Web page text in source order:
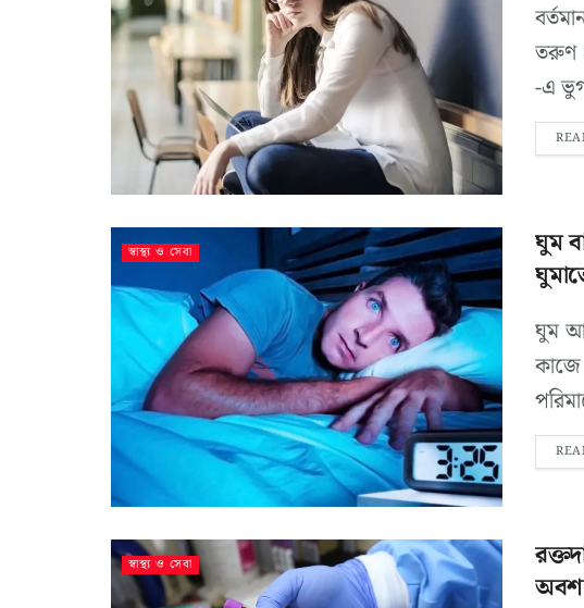
তরুণ
-এ
স্বাস্থ্য ও সেবা
ঘুম
ঘুম
স্বাস্থ্য ও সেবা